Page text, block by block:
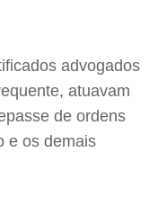
advogados
atuavam
de ordens
e os demais